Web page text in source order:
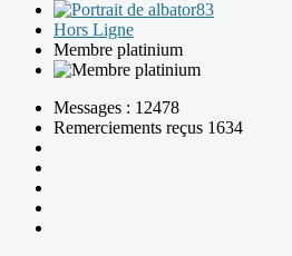
Hors Ligne
Membre platinium
Messages : 12478
Remerciements reçus 1634